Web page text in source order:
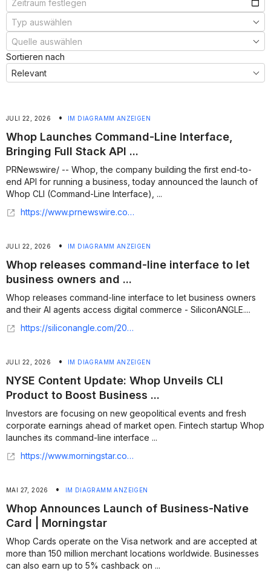
Sortieren nach
JULI 22, 2026 • IM DIAGRAMM ANZEIGEN
Whop Launches Command-Line Interface,
Bringing Full Stack API ...
PRNewswire/ -- Whop, the company building the first end-to-
end API for running a business, today announced the launch of
Whop CLI (Command-Line Interface), ...
https://www.prnewswire.com/news-releases/whop-launches-command-line-interface-bringing-full-stack-api-access-to-every-business-ownerand-their-ai-agent-armies-302830618.html
JULI 22, 2026 • IM DIAGRAMM ANZEIGEN
Whop releases command-line interface to let
business owners and ...
Whop releases command-line interface to let business owners
and their AI agents access digital commerce - SiliconANGLE....
https://siliconangle.com/2026/07/21/whop-releases-command-line-interface-let-business-owners-ai-agents-access-digital-commerce/
JULI 22, 2026 • IM DIAGRAMM ANZEIGEN
NYSE Content Update: Whop Unveils CLI
Product to Boost Business ...
Investors are focusing on new geopolitical events and fresh
corporate earnings ahead of market open. Fintech startup Whop
launches its command-line interface ...
https://www.morningstar.com/news/pr-newswire/20260721ny09019/nyse-content-update-whop-unveils-cli-product-to-boost-business-owners
MAI 27, 2026 • IM DIAGRAMM ANZEIGEN
Whop Announces Launch of Business-Native
Card | Morningstar
Whop Cards operate on the Visa network and are accepted at
more than 150 million merchant locations worldwide. Businesses
can also earn up to 5% cashback on ...